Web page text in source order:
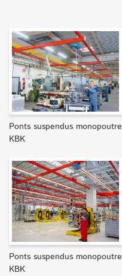
Ponts suspendus monopoutre
KBK
Ponts suspendus monopoutre
KBK